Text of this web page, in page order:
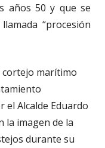
años 50 y que se
“procesión
cortejo marítimo
el Alcalde Eduardo
la imagen de la
durante su